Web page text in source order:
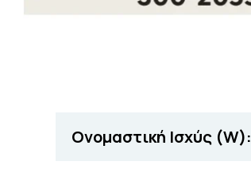
Ονομαστική Ισχύς (W):